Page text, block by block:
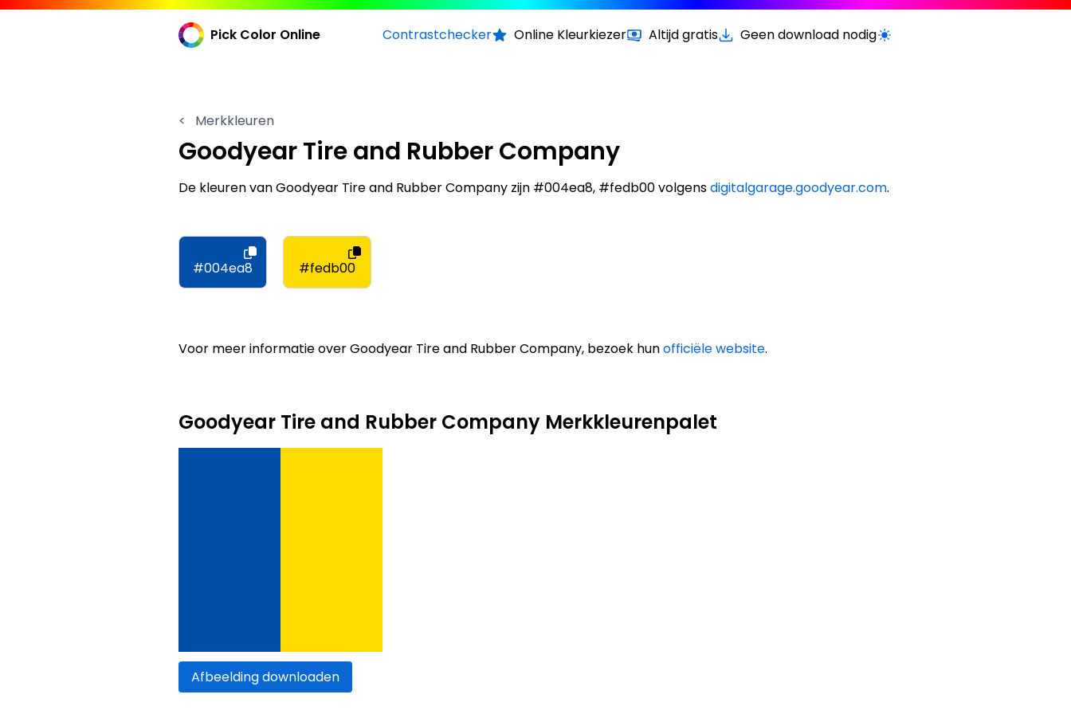
Pick Color Online Contrastchecker Online Kleurkiezer Altijd gratis Geen download nodigSchakel licht/donker modus
< Merkkleuren
Goodyear Tire and Rubber Company
De kleuren van Goodyear Tire and Rubber Company zijn #004ea8, #fedb00 volgensdigitalgarage.goodyear.com.
#004ea8 #fedb00
Voor meer informatie over Goodyear Tire and Rubber Company, bezoek hunofficiële website.
Goodyear Tire and Rubber Company Merkkleurenpalet
Afbeelding downloaden